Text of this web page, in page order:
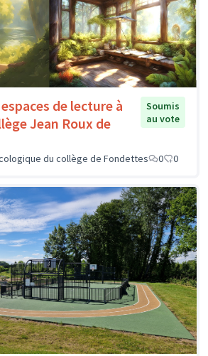
de lecture à
Jean Roux de
Soumis
au vote
du collège de Fondettes 0 0